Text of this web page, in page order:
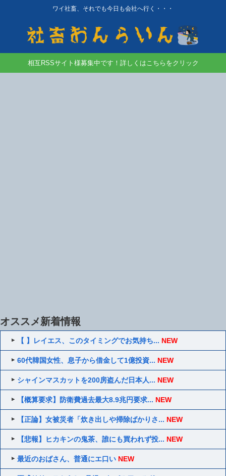
ワイ社畜、それでも今日も会社へ行く・・・
相互RSSサイト様募集中です！詳しくはこちらをクリック
オススメ新着情報
【 】レイエス、このタイミングでお気持ち... NEW
60代韓国女性、息子から借金して1億投資... NEW
シャインマスカットを200房盗んだ日本人... NEW
【概算要求】防衛費過去最大8.9兆円要求... NEW
【正論】女被災者「炊き出しや掃除ばかりさ... NEW
【悲報】ヒカキンの鬼茶、誰にも買われず投... NEW
最近のおばさん、普通にエ口い NEW